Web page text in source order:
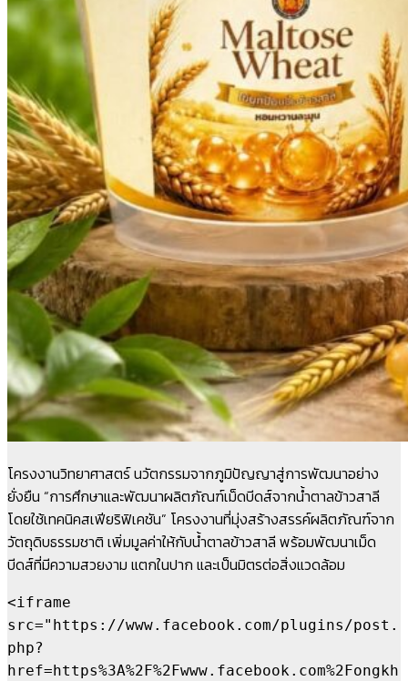
โครงงานวิทยาศาสตร์ นวัตกรรมจากภูมิปัญญาสู่การพัฒนาอย่าง
ยั่งยืน “การศึกษาและพัฒนาผลิตภัณฑ์เม็ดบีดส์จากน้ำตาลข้าวสาลี
โดยใช้เทคนิคสเฟียริฟิเคชัน” โครงงานที่มุ่งสร้างสรรค์ผลิตภัณฑ์จาก
วัตถุดิบธรรมชาติ เพิ่มมูลค่าให้กับน้ำตาลข้าวสาลี พร้อมพัฒนาเม็ด
บีดส์ที่มีความสวยงาม แตกในปาก และเป็นมิตรต่อสิ่งแวดล้อม
<iframe
src="https://www.facebook.com/plugins/post.
php?
href=https%3A%2F%2Fwww.facebook.com%2Fongkh